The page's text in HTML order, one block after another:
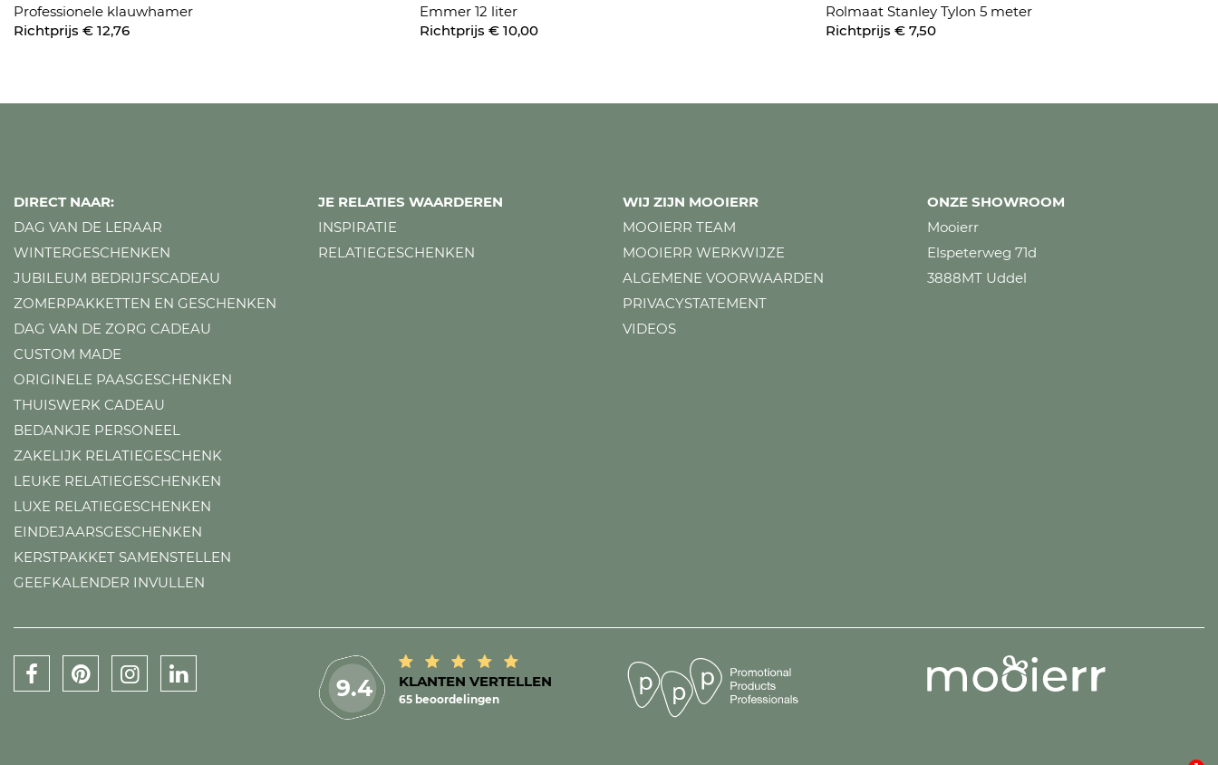
Professionele klauwhamer
Richtprijs € 12,76
Emmer 12 liter
Richtprijs € 10,00
Rolmaat Stanley Tylon 5 meter
Richtprijs € 7,50
DIRECT NAAR:
DAG VAN DE LERAAR
WINTERGESCHENKEN
JUBILEUM BEDRIJFSCADEAU
ZOMERPAKKETTEN EN GESCHENKEN
DAG VAN DE ZORG CADEAU
CUSTOM MADE
ORIGINELE PAASGESCHENKEN
THUISWERK CADEAU
BEDANKJE PERSONEEL
ZAKELIJK RELATIEGESCHENK
LEUKE RELATIEGESCHENKEN
LUXE RELATIEGESCHENKEN
EINDEJAARSGESCHENKEN
KERSTPAKKET SAMENSTELLEN
GEEFKALENDER INVULLEN
JE RELATIES WAARDEREN
INSPIRATIE
RELATIEGESCHENKEN
WIJ ZIJN MOOIERR
MOOIERR TEAM
MOOIERR WERKWIJZE
ALGEMENE VOORWAARDEN
PRIVACYSTATEMENT
VIDEOS
ONZE SHOWROOM
Mooierr
Elspeterweg 71d
3888MT Uddel
9.4 KLANTEN VERTELLEN
65 beoordelingen